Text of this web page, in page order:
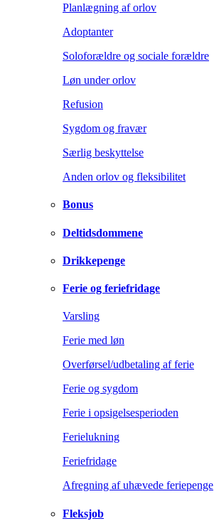
Planlægning af orlov
Adoptanter
Soloforældre og sociale forældre
Løn under orlov
Refusion
Sygdom og fravær
Særlig beskyttelse
Anden orlov og fleksibilitet
Bonus
Deltidsdommene
Drikkepenge
Ferie og feriefridage
Varsling
Ferie med løn
Overførsel/udbetaling af ferie
Ferie og sygdom
Ferie i opsigelsesperioden
Ferielukning
Feriefridage
Afregning af uhævede feriepenge
Fleksjob